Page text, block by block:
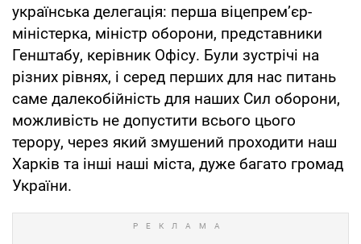
українська делегація: перша віцепремʼєр-
міністерка, міністр оборони, представники
Генштабу, керівник Офісу. Були зустрічі на
різних рівнях, і серед перших для нас питань
саме далекобійність для наших Сил оборони,
можливість не допустити всього цього
терору, через який змушений проходити наш
Харків та інші наші міста, дуже багато громад
України.